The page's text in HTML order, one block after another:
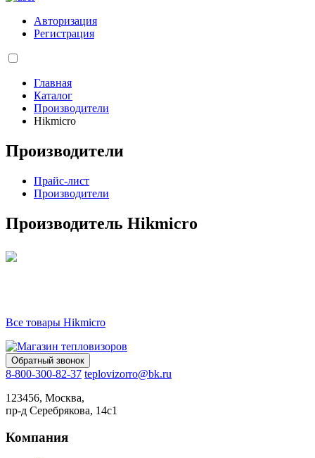
Авторизация
Регистрация
Главная
Каталог
Производители
Hikmicro
Производители
Прайс-лист
Производители
Производитель Hikmicro
Все товары Hikmicro
Обратный звонок
8-800-300-82-37 teplovizorro@bk.ru
123456, Москва,
пр-д Серебрякова, 14с1
Компания